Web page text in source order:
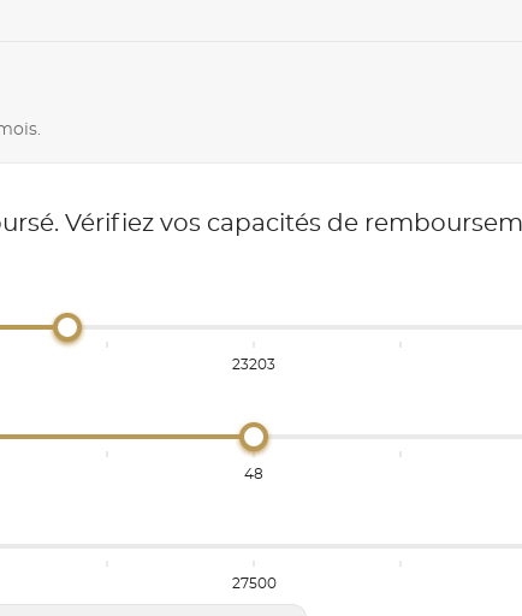
Vérifiez vos capacités de
23203
48
27500